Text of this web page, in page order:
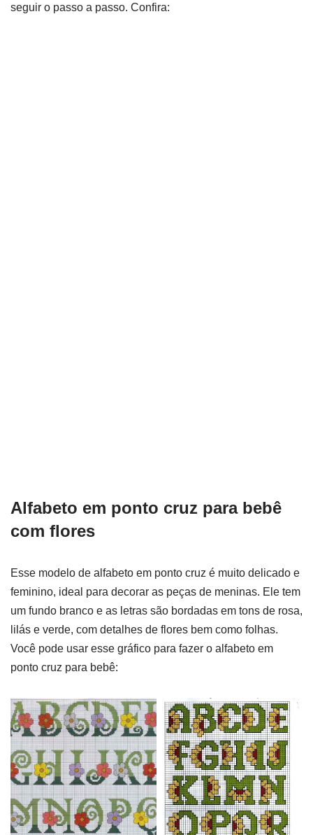
seguir o passo a passo. Confira:
Alfabeto em ponto cruz para bebê
com flores
Esse modelo de alfabeto em ponto cruz é muito delicado e
feminino, ideal para decorar as peças de meninas. Ele tem
um fundo branco e as letras são bordadas em tons de rosa,
lilás e verde, com detalhes de flores bem como folhas.
Você pode usar esse gráfico para fazer o alfabeto em
ponto cruz para bebê: